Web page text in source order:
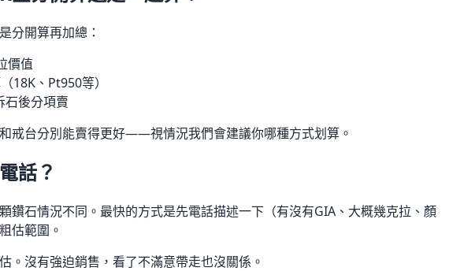
分開算再加總：
價值
18K、Pt950等）
石後分項賣
戒台分別能賣得更好——視情況我們會建議你哪種方式划算。
話？
鑽石情況不同。最快的方式是先電話描述一下（有沒有GIA、大概幾克拉、顏
估範圍。
。沒有強迫銷售，看了不滿意帶走也沒關係。